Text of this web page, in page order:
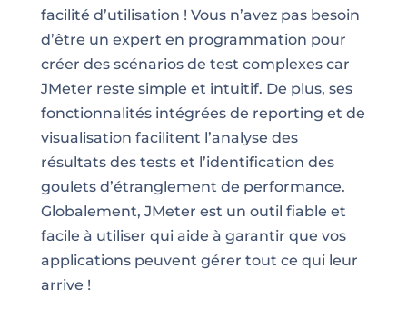
facilité d’utilisation ! Vous n’avez pas besoin
d’être un expert en programmation pour
créer des scénarios de test complexes car
JMeter reste simple et intuitif. De plus, ses
fonctionnalités intégrées de reporting et de
visualisation facilitent l’analyse des
résultats des tests et l’identification des
goulets d’étranglement de performance.
Globalement, JMeter est un outil fiable et
facile à utiliser qui aide à garantir que vos
applications peuvent gérer tout ce qui leur
arrive !